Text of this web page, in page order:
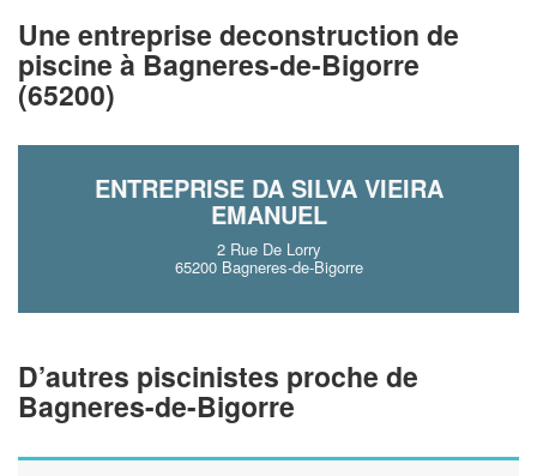
Une entreprise deconstruction de
piscine à Bagneres-de-Bigorre
(65200)
ENTREPRISE DA SILVA VIEIRA
EMANUEL
2 Rue De Lorry
65200 Bagneres-de-Bigorre
D’autres piscinistes proche de
Bagneres-de-Bigorre
nouveaux clients
!
En savoir plus